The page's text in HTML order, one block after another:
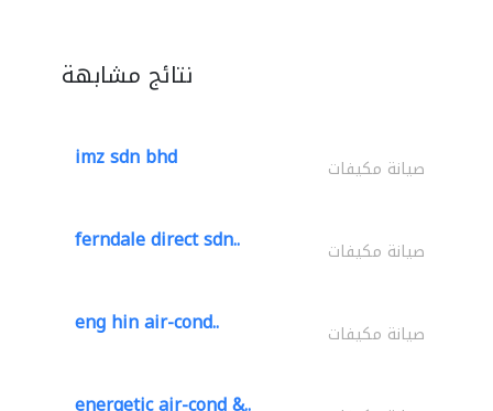
نتائج مشابهة
imz sdn bhd صيانة مكيفات
ferndale direct sdn.. صيانة مكيفات
eng hin air-cond.. صيانة مكيفات